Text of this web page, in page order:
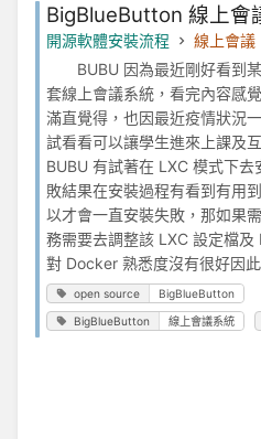
BigBlueButton 線上會
開源軟體安裝流程
線上會議
BUBU 因為最近剛好看到某
套線上會議系統，看完內容感
滿直覺得，也因最近疫情狀況
試看看可以讓學生進來上課
BUBU 有試著在 LXC 模式下
敗結果在安裝過程有看到有用
以才會一直安裝失敗，那如果
務需要去調整該 LXC 設定檔及
對 Docker 熟悉度沒有很好因
open source BigBlueButton
BigBlueButton 線上會議系統